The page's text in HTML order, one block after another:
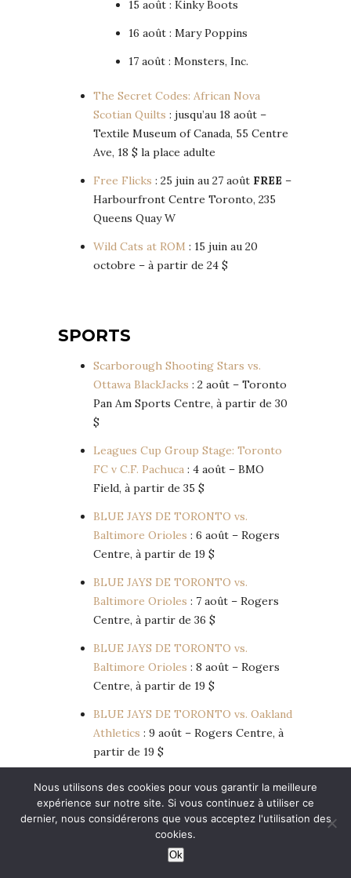
15 août : Kinky Boots
16 août : Mary Poppins
17 août : Monsters, Inc.
The Secret Codes: African Nova
Scotian Quilts : jusqu’au 18 août –
Textile Museum of Canada, 55 Centre
Ave, 18 $ la place adulte
Free Flicks : 25 juin au 27 août FREE –
Harbourfront Centre Toronto, 235
Queens Quay W
Wild Cats at ROM : 15 juin au 20
octobre – à partir de 24 $
SPORTS
Scarborough Shooting Stars vs.
Ottawa BlackJacks : 2 août – Toronto
Pan Am Sports Centre, à partir de 30
$
Leagues Cup Group Stage: Toronto
FC v C.F. Pachuca : 4 août – BMO
Field, à partir de 35 $
BLUE JAYS DE TORONTO vs.
Baltimore Orioles : 6 août – Rogers
Centre, à partir de 19 $
BLUE JAYS DE TORONTO vs.
Baltimore Orioles : 7 août – Rogers
Centre, à partir de 36 $
BLUE JAYS DE TORONTO vs.
Baltimore Orioles : 8 août – Rogers
Centre, à partir de 19 $
BLUE JAYS DE TORONTO vs. Oakland
Athletics : 9 août – Rogers Centre, à
partir de 19 $
Toronto Argonauts vs. Calgary
Stampeders: 9 août – BMO Field, à
partir de 32 $
National Bank Open
Sobeys Stadium, 1 Shoreham Dr, à
Nous utilisons des cookies pour vous garantir la meilleure
expérience sur notre site. Si vous continuez à utiliser ce
dernier, nous considérerons que vous acceptez l'utilisation des
cookies.
Ok